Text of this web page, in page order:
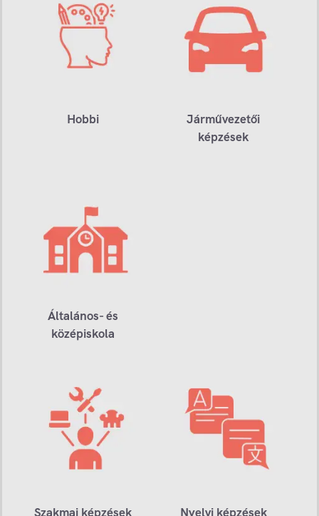
Hobbi
Járművezetői
képzések
Általános- és
középiskola
Szakmai képzések Nyelvi képzések